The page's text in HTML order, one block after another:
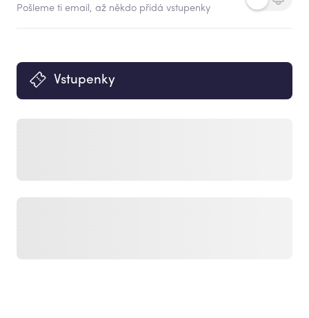
Pošleme ti email, až někdo přidá vstupenky
Vstupenky